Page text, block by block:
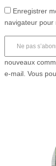
Enregistrer
navigateur pour
nouveaux
e-mail. Vous